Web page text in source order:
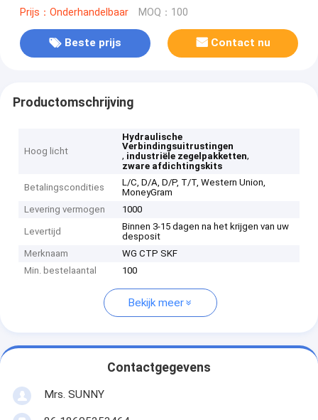
2235944 2235945 2254625 2254646 2275347
Prijs：Onderhandelbaar MOQ：100
Beste prijs Contact nu
Productomschrijving
Hoog licht
Hydraulische
Verbindingsuitrustingen
, industriële zegelpakketten,
zware afdichtingskits
Betalingscondities
L/C, D/A, D/P, T/T, Western Union,
MoneyGram
Levering vermogen
1000
Levertijd
Binnen 3-15 dagen na het krijgen van uw
desposit
Merknaam
WG CTP SKF
Min. bestelaantal
100
Bekijk meer
Contactgegevens
Mrs. SUNNY